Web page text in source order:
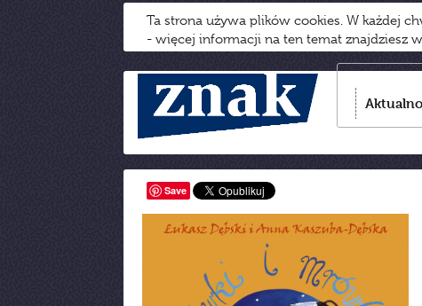
Ta strona używa plików cookies. W każdej
- więcej informacji na ten temat znajdziesz w
Save